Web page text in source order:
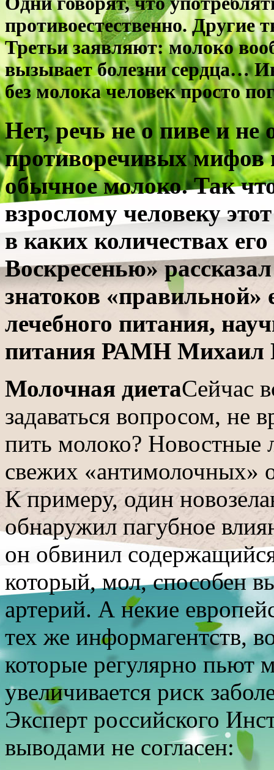
противоестественно. Другие
Третьи заявляют: молоко
вызывает болезни сердца…
без молока человек просто
Нет, речь не о пиве и не
противоречивых
обычное молоко. Так
взрослому человеку
в каких количествах
Воскресенью»
знатоков
лечебного питания,
питания РАМН Михаил
Молочная диетаСейчас
задаваться вопросом, не
пить молоко? Новостные
свежих «антимолочных»
К примеру, один
обнаружил пагубное
он обвинил
который, мол, способен
артерий. А некие
тех же информагентств,
которые регулярно пьют
увеличивается риск
Эксперт российского
выводами не согласен: